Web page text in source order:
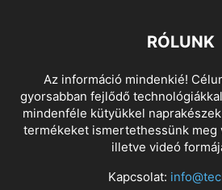
RÓLUNK
Az információ mindenkié!
gyorsabban fejlődő
mindenféle kütyükkel
termékeket ismertethessünk meg
illetve videó
Kapcsolat: